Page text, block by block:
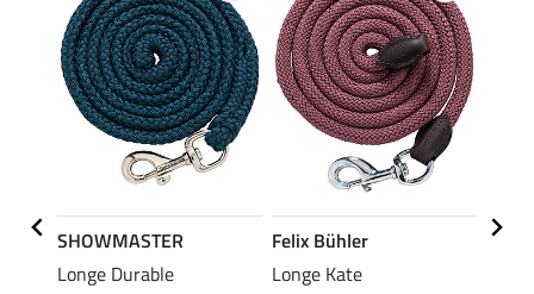
SHOWMASTER
Longe Durable
Felix Bühler
Longe Kate